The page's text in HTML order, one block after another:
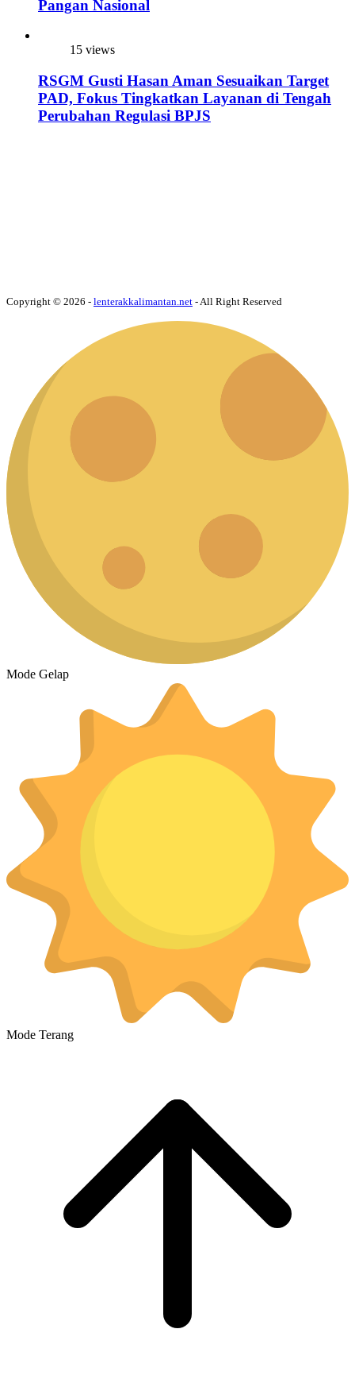
Pangan Nasional
15 views
RSGM Gusti Hasan Aman Sesuaikan Target
PAD, Fokus Tingkatkan Layanan di Tengah
Perubahan Regulasi BPJS
Copyright © 2026 - lenterakkalimantan.net - All Right Reserved
Mode Gelap
Mode Terang